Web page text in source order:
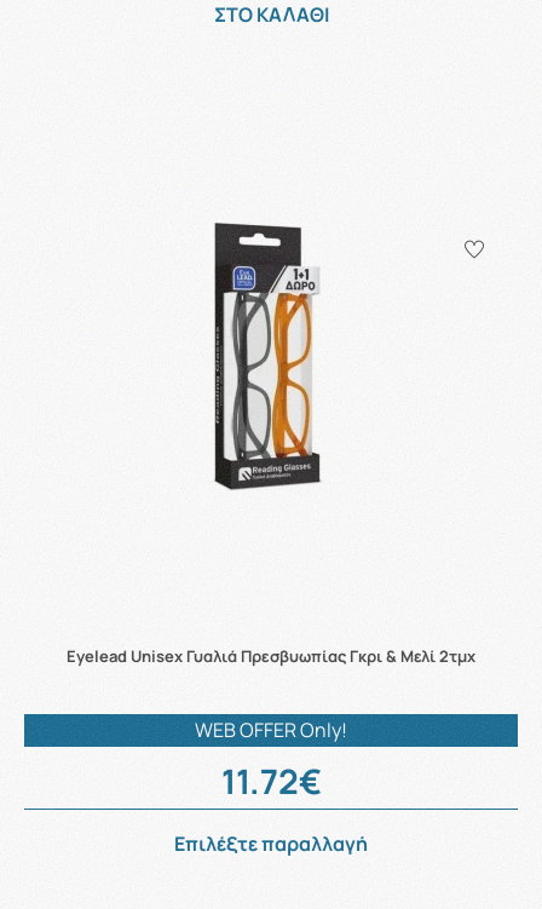
ΣΤΟ ΚΑΛΑΘΙ
Eyelead Unisex Γυαλιά Πρεσβυωπίας Γκρι & Μελί 2τμχ
WEB OFFER Only!
11.72€
Επιλέξτε παραλλαγή